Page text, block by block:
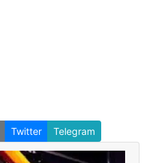
Twitter Telegram